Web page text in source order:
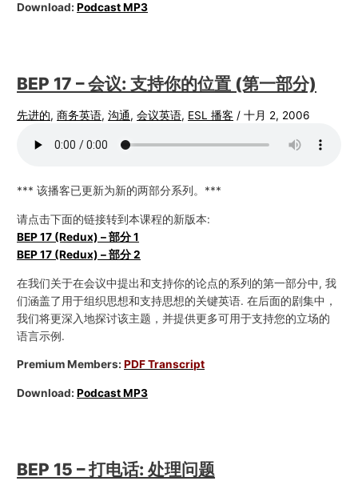
Download:Podcast MP3
BEP 17 – 会议: 支持你的位置 (第一部分)
先进的,商务英语,沟通,会议英语, ESL 播客 /十月 2, 2006
*** 该播客已更新为新的两部分系列。***
请点击下面的链接转到本课程的新版本:
BEP 17 (Redux) – 部分 1
BEP 17 (Redux) – 部分 2
在我们关于在会议中提出和支持你的论点的系列的第一部分中, 我
们涵盖了用于组织思想和支持思想的关键英语. 在后面的剧集中，
我们将更深入地探讨该主题，并提供更多可用于支持您的立场的
语言示例.
Premium Members:PDF Transcript
Download:Podcast MP3
BEP 15 – 打电话: 处理问题